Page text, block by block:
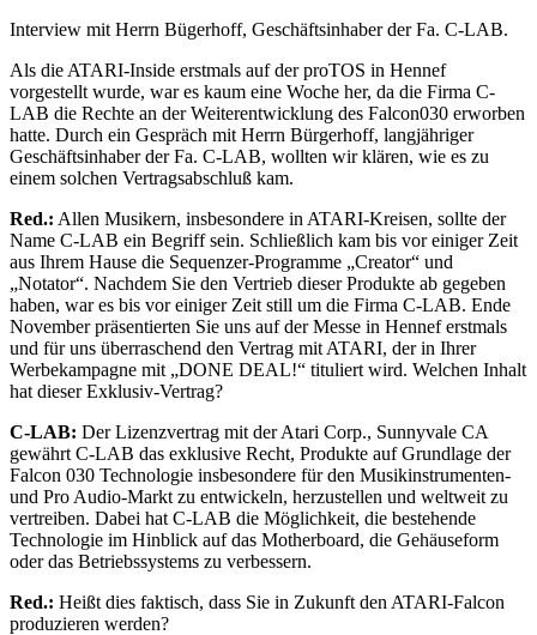
Interview mit Herrn Bügerhoff, Geschäftsinhaber der Fa. C-LAB.
Als die ATARI-Inside erstmals auf der proTOS in Hennef
vorgestellt wurde, war es kaum eine Woche her, da die Firma C-
LAB die Rechte an der Weiterentwicklung des Falcon030 erworben
hatte. Durch ein Gespräch mit Herrn Bürgerhoff, langjähriger
Geschäftsinhaber der Fa. C-LAB, wollten wir klären, wie es zu
einem solchen Vertragsabschluß kam.
Red.: Allen Musikern, insbesondere in ATARI-Kreisen, sollte der
Name C-LAB ein Begriff sein. Schließlich kam bis vor einiger Zeit
aus Ihrem Hause die Sequenzer-Programme „Creator“ und
„Notator“. Nachdem Sie den Vertrieb dieser Produkte ab gegeben
haben, war es bis vor einiger Zeit still um die Firma C-LAB. Ende
November präsentierten Sie uns auf der Messe in Hennef erstmals
und für uns überraschend den Vertrag mit ATARI, der in Ihrer
Werbekampagne mit „DONE DEAL!“ tituliert wird. Welchen Inhalt
hat dieser Exklusiv-Vertrag?
C-LAB: Der Lizenzvertrag mit der Atari Corp., Sunnyvale CA
gewährt C-LAB das exklusive Recht, Produkte auf Grundlage der
Falcon 030 Technologie insbesondere für den Musikinstrumenten-
und Pro Audio-Markt zu entwickeln, herzustellen und weltweit zu
vertreiben. Dabei hat C-LAB die Möglichkeit, die bestehende
Technologie im Hinblick auf das Motherboard, die Gehäuseform
oder das Betriebssystems zu verbessern.
Red.: Heißt dies faktisch, dass Sie in Zukunft den ATARI-Falcon
produzieren werden?